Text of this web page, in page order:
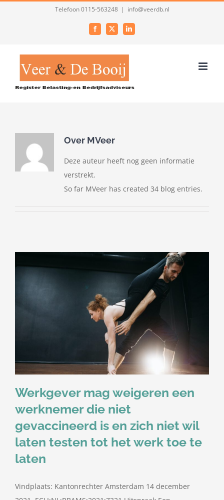
Telefoon 0115-563248 | info@veerdb.nl
Facebook
X LinkedIn
Over MVeer
Deze auteur heeft nog geen informatie
verstrekt.
So far MVeer has created 34 blog entries.
Werkgever mag weigeren een
werknemer die niet
gevaccineerd is en zich niet wil
laten testen tot het werk toe te
laten
Vindplaats: Kantonrechter Amsterdam 14 december